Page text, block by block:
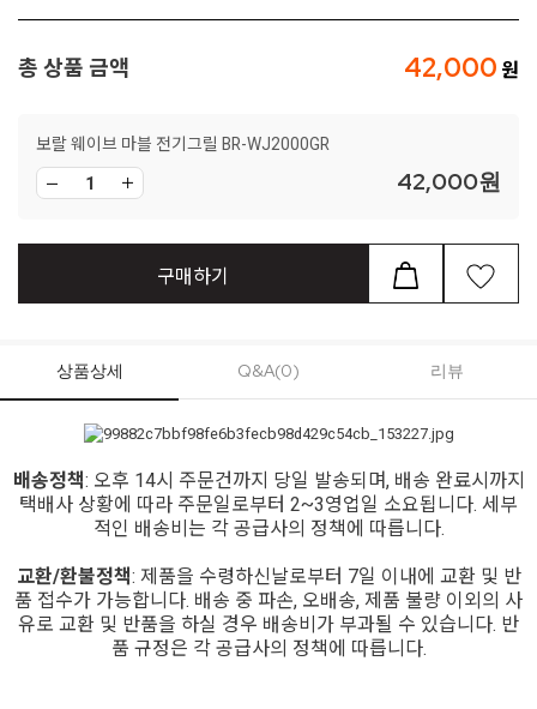
총 상품 금액 42,000
보랄 웨이브 마블 전기그릴 BR-WJ2000GR
42,000원
구매하기
상품상세 Q&A(0) 리뷰
배송정책: 오후 14시 주문건까지 당일 발송되며, 배송 완료시까지
택배사 상황에 따라 주문일로부터 2~3영업일 소요됩니다. 세부
적인 배송비는 각 공급사의 정책에 따릅니다.
교환/환불정책: 제품을 수령하신날로부터 7일 이내에 교환 및 반
품 접수가 가능합니다. 배송 중 파손, 오배송, 제품 불량 이외의 사
유로 교환 및 반품을 하실 경우 배송비가 부과될 수 있습니다. 반
품 규정은 각 공급사의 정책에 따릅니다.